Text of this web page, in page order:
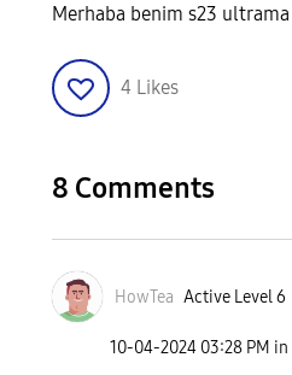
Merhaba benim s23
4 Likes
8 Comments
HowTea Active Level 6
‎10-04-2024 03:28 PM in